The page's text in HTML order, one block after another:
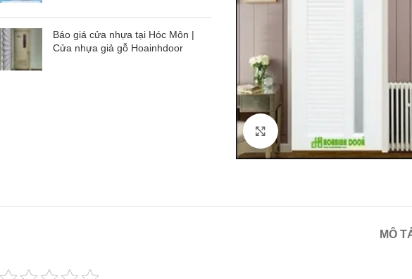
Báo giá cửa nhựa tại Hóc Môn |
Cửa nhựa giả gỗ Hoainhdoor
MÔ